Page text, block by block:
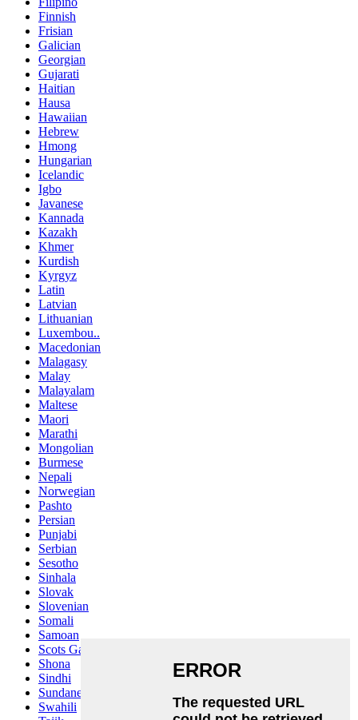
Finnish
Frisian
Galician
Georgian
Gujarati
Haitian
Hausa
Hawaiian
Hebrew
Hmong
Hungarian
Icelandic
Igbo
Javanese
Kannada
Kazakh
Khmer
Kurdish
Kyrgyz
Latin
Latvian
Lithuanian
Luxembou..
Macedonian
Malagasy
Malay
Malayalam
Maltese
Maori
Marathi
Mongolian
Burmese
Nepali
Norwegian
Pashto
Persian
Punjabi
Serbian
Sesotho
Sinhala
Slovak
Slovenian
Somali
Samoan
Scots Gaelic
Shona
Sindhi
Sundanese
Swahili